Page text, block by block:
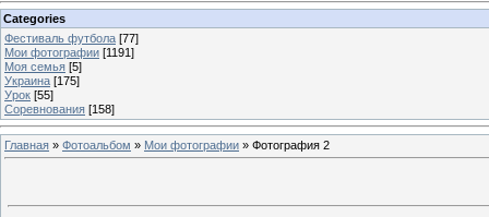
Categories
Фестиваль футбола [77]
Мои фотографии [1191]
Моя семья [5]
Украина [175]
Урок [55]
Соревнования [158]
Главная » Фотоальбом » Мои фотографии » Фотография 2